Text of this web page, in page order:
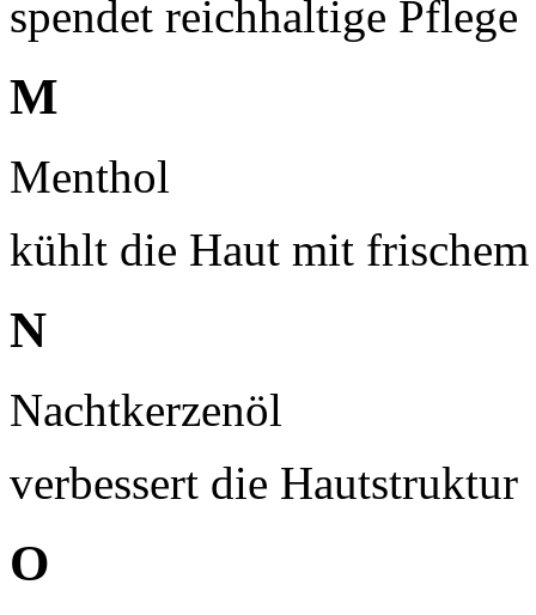
spendet reichhaltige Pflege
M
Menthol
kühlt die Haut mit
N
Nachtkerzenöl
verbessert die Hautstruktur
O